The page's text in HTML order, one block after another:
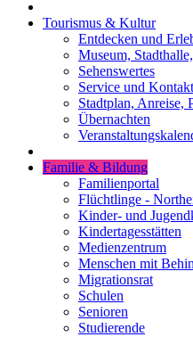
Tourismus & Kultur
Entdecken und
Museum,
Sehenswertes
Service und Kontakt
Stadtplan, Anreise,
Übernachten
Familie & Bildung
Familienportal
Flüchtlinge -
Kinder- und
Kindertagesstätten
Medienzentrum
Menschen mit
Migrationsrat
Schulen
Senioren
Studierende